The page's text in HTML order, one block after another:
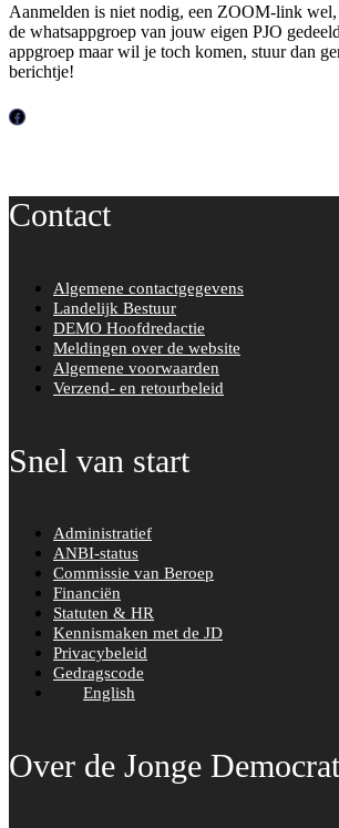
Aanmelden is niet nodig, een ZOOM-link
de whatsappgroep van jouw eigen PJO
appgroep maar wil je toch komen, stuur dan
berichtje!
F
e
Contact
Algemene contactgegevens
Landelijk Bestuur
DEMO Hoofdredactie
Meldingen over de website
Algemene voorwaarden
Verzend- en retourbeleid
Snel van start
Administratief
ANBI-status
Commissie van Beroep
Financiën
Statuten & HR
Kennismaken met de JD
Privacybeleid
Gedragscode
English
Over de Jonge